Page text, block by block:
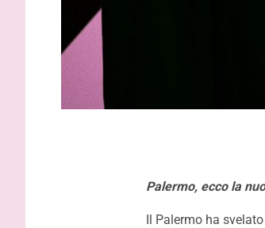
Palermo, ecco la
Il Palermo ha